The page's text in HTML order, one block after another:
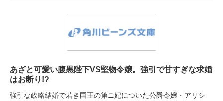
あざと可愛い腹黒陛下VS堅物令嬢。強引で甘すぎな求婚
はお断り!?
強引な政略結婚で若き国王の第ニ妃についた公爵令嬢・アリシ